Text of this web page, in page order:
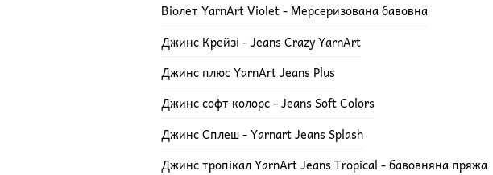
Віолет YarnArt Violet - Мерсеризована бавовна
Джинс Крейзі - Jeans Crazy YarnArt
Джинс плюс YarnArt Jeans Plus
Джинс софт колорс - Jeans Soft Colors
Джинс Сплеш - Yarnart Jeans Splash
Джинс тропікал YarnArt Jeans Tropical - бавовняна пряжа